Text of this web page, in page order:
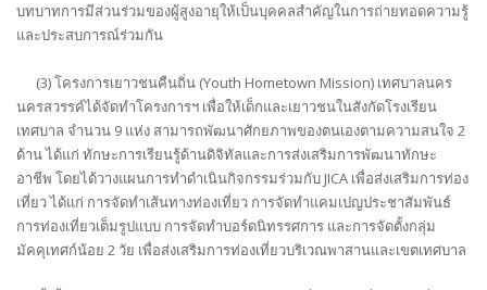
บทบาทการมีส่วนร่วมของผู้สูงอายุให้เป็นบุคคลสำคัญในการถ่ายทอดความรู้
และประสบการณ์ร่วมกัน
(3) โครงการเยาวชนคืนถิ่น (Youth Hometown Mission) เทศบาลนคร
นครสวรรค์ได้จัดทำโครงการฯ เพื่อให้เด็กและเยาวชนในสังกัดโรงเรียน
เทศบาล จำนวน 9 แห่ง สามารถพัฒนาศักยภาพของตนเองตามความสนใจ 2
ด้าน ได้แก่ ทักษะการเรียนรู้ด้านดิจิทัลและการส่งเสริมการพัฒนาทักษะ
อาชีพ โดยได้วางแผนการทำดำเนินกิจกรรมร่วมกับ JICA เพื่อส่งเสริมการท่อง
เที่ยว ได้แก่ การจัดทำเส้นทางท่องเที่ยว การจัดทำแคมเปญประชาสัมพันธ์
การท่องเที่ยวเต็มรูปแบบ การจัดทำบอร์ดนิทรรศการ และการจัดตั้งกลุ่ม
มัคคุเทศก์น้อย 2 วัย เพื่อส่งเสริมการท่องเที่ยวบริเวณพาสานและเขตเทศบาล